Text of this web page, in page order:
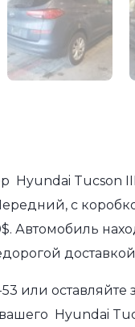
Hyundai Tucson
с
Автомобиль
или оставляйте
Hyundai